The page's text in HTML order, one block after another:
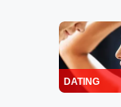
DATING